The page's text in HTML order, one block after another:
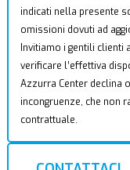
indicati nella presente
omissioni dovuti ad
Invitiamo i gentili
verificare l’effettiva
Azzurra Center declina
incongruenze, che non
contrattuale.